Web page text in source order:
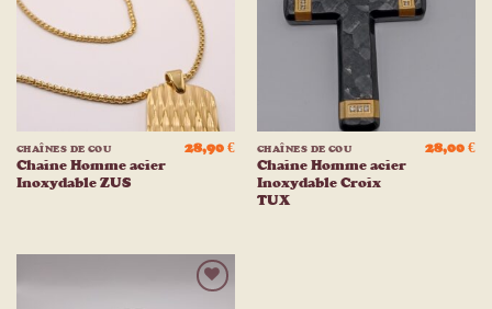
d’envies
CHAÎNES DE COU
Chaine Homme acier
Inoxydable ZUS
28,90€
d’envies
CHAÎNES DE COU
Chaine Homme acier
Inoxydable Croix
TUX
28,00€